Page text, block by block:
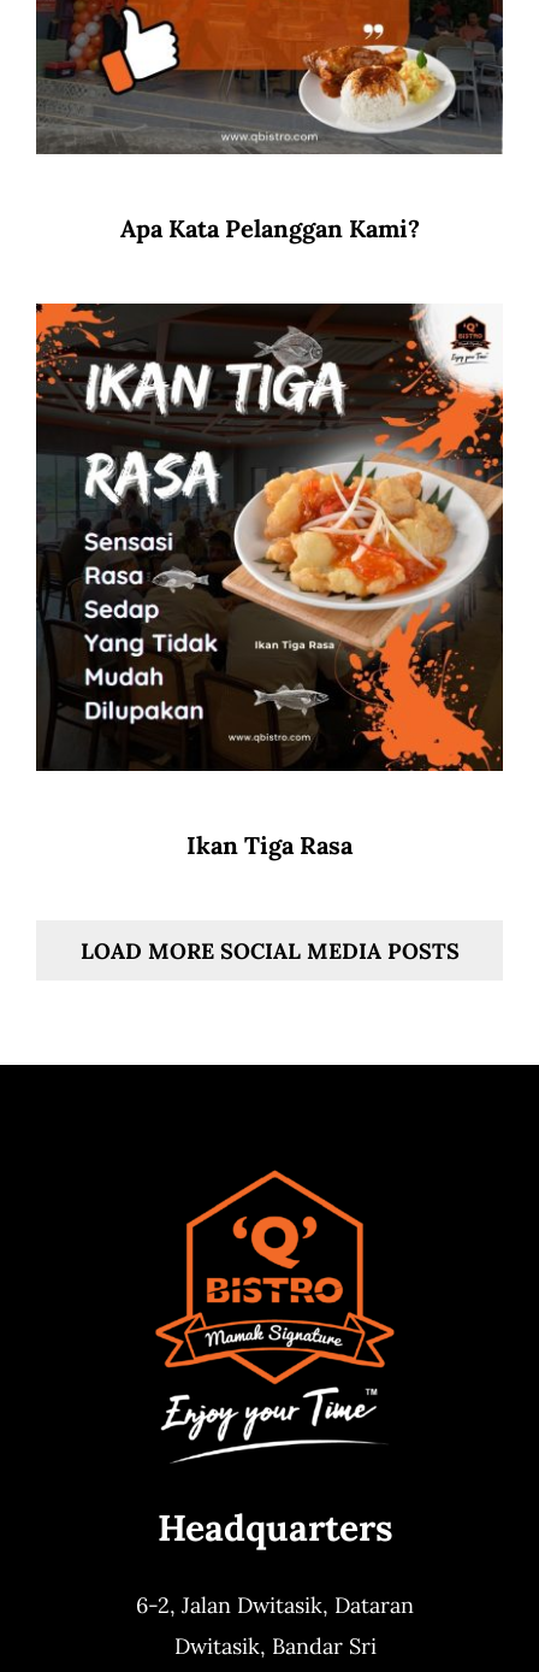
Apa Kata Pelanggan Kami?
Ikan Tiga Rasa
LOAD MORE SOCIAL MEDIA POSTS
Headquarters
6-2, Jalan Dwitasik, Dataran
Dwitasik, Bandar Sri